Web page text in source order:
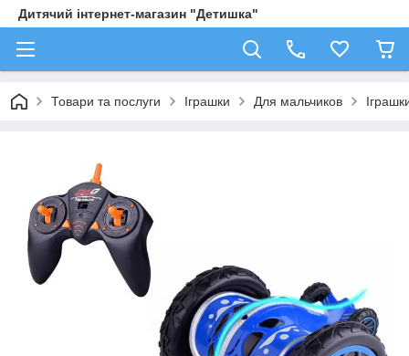
Дитячий інтернет-магазин "Детишка"
Товари та послуги Іграшки Для мальчиков